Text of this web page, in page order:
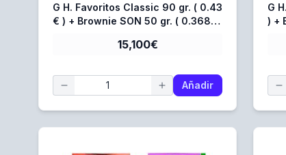
G H. Favoritos Classic 90 gr. ( 0.43
€ ) + Brownie SON 50 gr. ( 0.368 €
15,100€
Añadir
G